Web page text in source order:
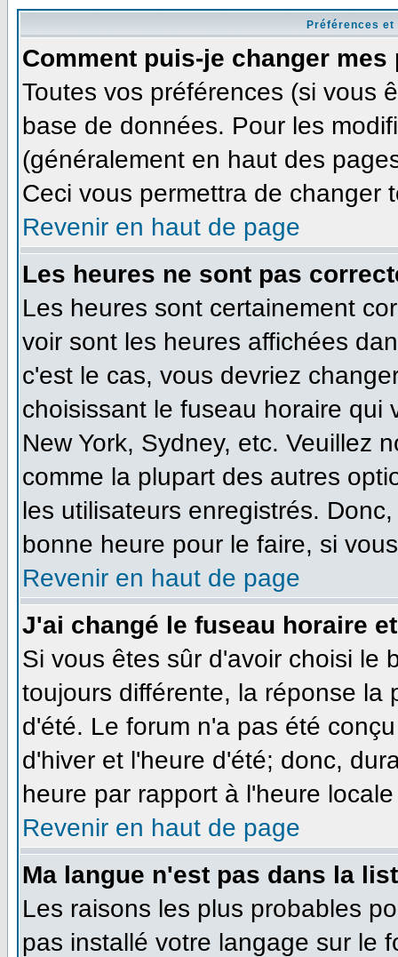
Préférences
Comment puis-je changer mes
Toutes vos préférences (si vous
base de données. Pour les
(généralement en haut des
Ceci vous permettra de changer
Revenir en haut de page
Les heures ne sont pas
Les heures sont certainement
voir sont les heures affichées
c'est le cas, vous devriez
choisissant le fuseau horaire qui
New York, Sydney, etc. Veuillez
comme la plupart des autres
les utilisateurs enregistrés.
bonne heure pour le faire, si
Revenir en haut de page
J'ai changé le fuseau horaire
Si vous êtes sûr d'avoir choisi le
toujours différente, la réponse la
d'été. Le forum n'a pas été
d'hiver et l'heure d'été; donc,
heure par rapport à l'heure
Revenir en haut de page
Ma langue n'est pas dans la
Les raisons les plus probables
pas installé votre langage sur le